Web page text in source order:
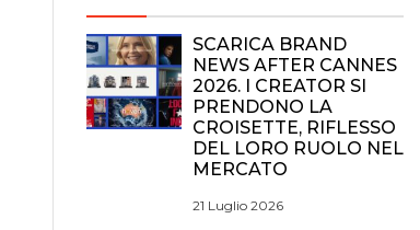
SCARICA BRAND
NEWS AFTER CANNES
2026. I CREATOR SI
PRENDONO LA
CROISETTE, RIFLESSO
DEL LORO RUOLO NEL
MERCATO
21 Luglio 2026